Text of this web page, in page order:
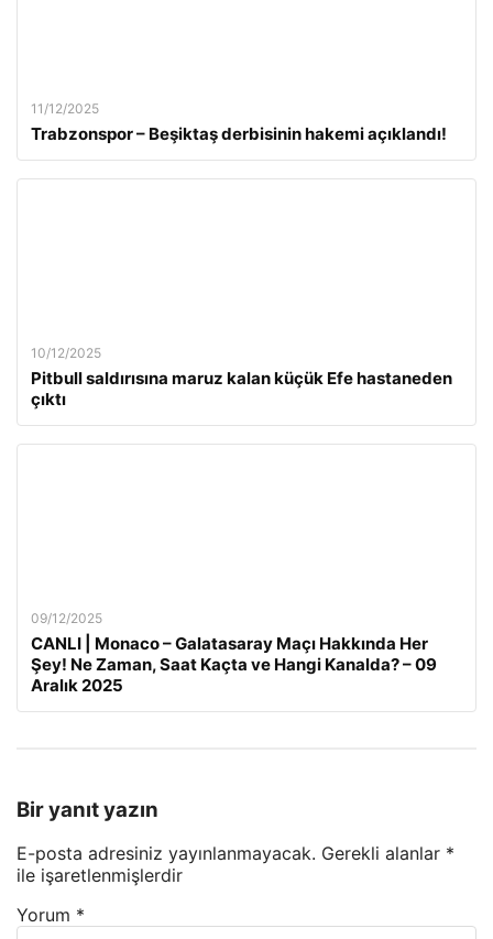
11/12/2025
Trabzonspor – Beşiktaş derbisinin hakemi açıklandı!
10/12/2025
Pitbull saldırısına maruz kalan küçük Efe hastaneden
çıktı
09/12/2025
CANLI | Monaco – Galatasaray Maçı Hakkında Her
Şey! Ne Zaman, Saat Kaçta ve Hangi Kanalda? – 09
Aralık 2025
Bir yanıt yazın
E-posta adresiniz yayınlanmayacak. Gerekli alanlar *
ile işaretlenmişlerdir
Yorum *